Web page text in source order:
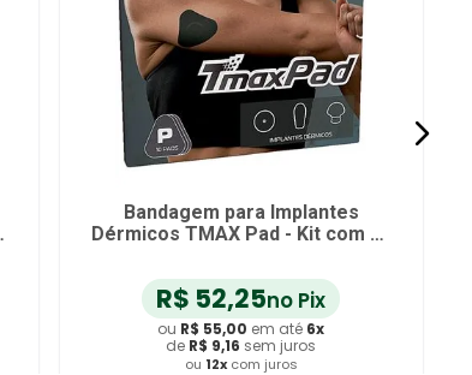
Bandagem para Implantes
Dérmicos TMAX Pad - Kit com 10
R$ 52,25no Pix
ou R$ 55,00 em até 6x
de R$ 9,16 sem juros
ou 12x com juros